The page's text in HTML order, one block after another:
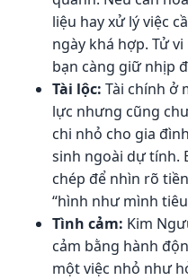
liệu hay xử lý việc
ngày khá hợp. Tử
bạn càng giữ nhịp
Tài lộc: Tài chính ở
lực nhưng cũng
chi nhỏ cho gia
sinh ngoài dự tính.
chép để nhìn rõ
“hình như mình
Tình cảm: Kim
cảm bằng hành
một việc nhỏ như